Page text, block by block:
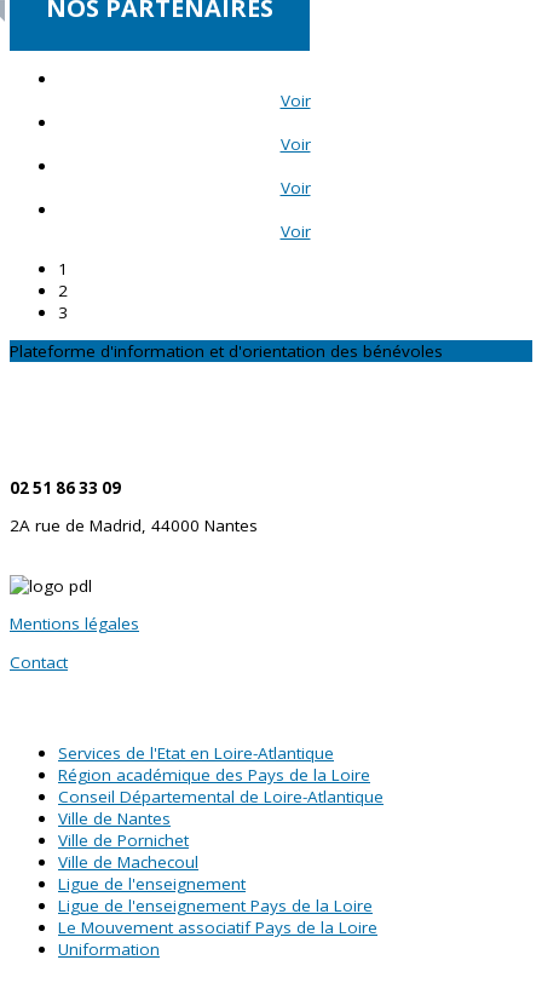
NOS PARTENAIRES
Voir
Voir
Voir
Voir
1
2
3
Plateforme d'information et d'orientation des bénévoles
02 51 86 33 09
2A rue de Madrid, 44000 Nantes
Mentions légales
Contact
Services de l'Etat en Loire-Atlantique
Région académique des Pays de la Loire
Conseil Départemental de Loire-Atlantique
Ville de Nantes
Ville de Pornichet
Ville de Machecoul
Ligue de l'enseignement
Ligue de l'enseignement Pays de la Loire
Le Mouvement associatif Pays de la Loire
Uniformation